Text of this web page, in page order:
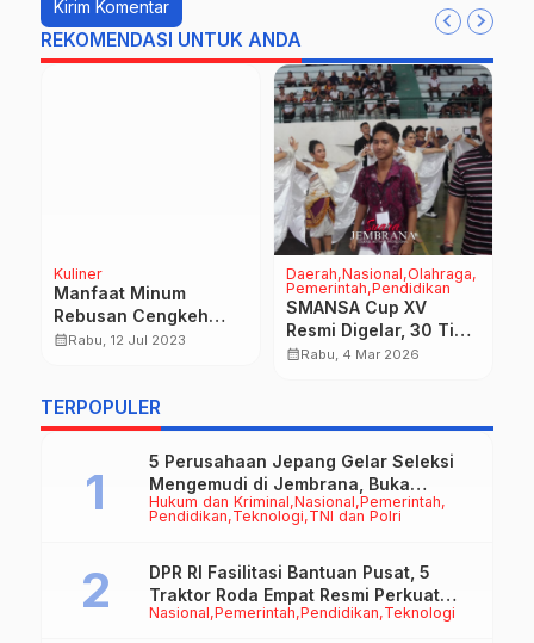
REKOMENDASI UNTUK ANDA
Kuliner
Manfaat Minum
Rebusan Cengkeh
Untuk Tubuh
calendar_monthRabu, 12 Jul 2023
Daerah Nasional Olahraga
Pemerintah Pendidikan
SMANSA Cup XV
Resmi Digelar, 30 Tim
Basket Pelajar
calendar_monthRabu, 4 Mar 2026
TERPOPULER
Hukum dan Kriminal Nasional Pemerintah
Pendidikan Teknologi TNI dan Polri
5 Perusahaan Jepang Gelar Seleksi
Mengemudi di Jembrana, Buka
Peluang Kerja bagi Calon PMI
Nasional Pemerintah Pendidikan Teknologi
DPR RI Fasilitasi Bantuan Pusat, 5
Traktor Roda Empat Resmi Perkuat
Mekanisasi Pertanian Jembrana